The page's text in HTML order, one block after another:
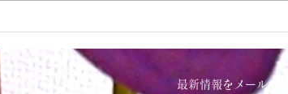
ンプキンアレンジ作りまし
最新情報をメールで